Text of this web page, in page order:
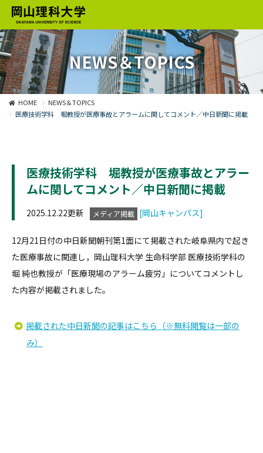
NEWS＆TOPICS
HOME
NEWS＆TOPICS
医療技術学科 堀教授が医療事故とアラームに関してコメント／中日新聞に掲載
医療技術学科 堀教授が医療事故とアラー
ムに関してコメント／中日新聞に掲載
2025.12.22更新 メディア掲載 [岡山キャンパス]
12月21日付の中日新聞朝刊第1面にて掲載された岐阜県内で起き
た医療事故に関連し，岡山理科大学 生命科学部 医療技術学科の
堀 純也教授が「医療現場のアラーム疲労」についてコメントし
た内容が掲載されました。
掲載された中日新聞の記事はこちら（※無料閲覧は一部の
み）